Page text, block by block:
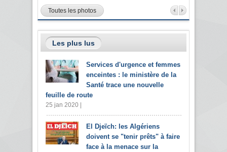
Toutes les photos
Les plus lus
Services d'urgence et femmes
enceintes : le ministère de la
Santé trace une nouvelle
feuille de route
25 jan 2020 |
El Djeïch: les Algériens
doivent se "tenir prêts" à faire
face à la menace sur la